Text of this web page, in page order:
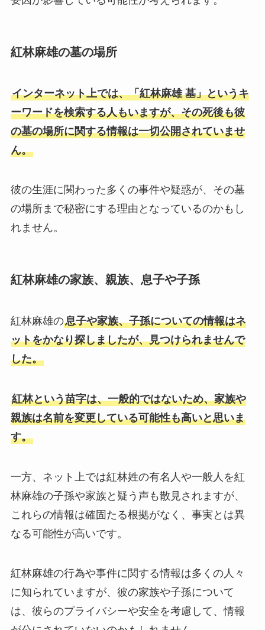
紅林麻雄の墓の場所
インターネット上では、「紅林麻雄 墓」というキ
ーワードを検索する人もいますが、その死後も彼
の墓の場所に関する情報は一切公開されていませ
ん。
彼の生涯に関わった多くの事件や疑惑が、その墓
の場所まで秘密にする理由となっているのかもし
れません。
紅林麻雄の家族、親族、息子や子孫
紅林麻雄の息子や家族、子孫についての情報はネ
ットをかなり探しましたが、見つけられませんで
した。
紅林という苗字は、一般的ではないため、家族や
親族は名前を変更している可能性も高いと思いま
す。
一方、ネット上では紅林姓の有名人や一般人を紅
林麻雄の子孫や家族と疑う声も散見されますが、
これらの情報は確固たる根拠がなく、事実とは異
なる可能性が高いです。
紅林麻雄の行為や事件に関する情報は多くの人々
に知られていますが、彼の家族や子孫について
は、彼らのプライバシーや安全を考慮して、情報